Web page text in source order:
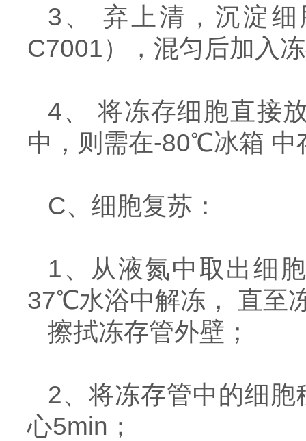
3、 弃上清，沉淀
C7001），混匀后加入
4、 将冻存细胞直接
中，则需在-80℃冰箱 中
C、细胞复苏：
1、从液氮中取出细
37℃水浴中解冻， 直至
擦拭冻存管外壁；
2、将冻存管中的细
心5min；